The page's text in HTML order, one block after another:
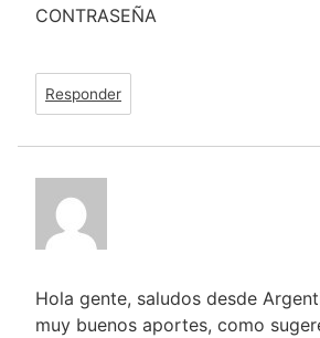
CONTRASEÑA
Responder
Hola gente, saludos desde
muy buenos aportes, como